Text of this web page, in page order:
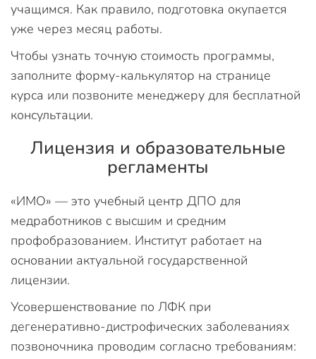
учащимся. Как правило, подготовка окупается
уже через месяц работы.
Чтобы узнать точную стоимость программы,
заполните форму-калькулятор на странице
курса или позвоните менеджеру для бесплатной
консультации.
Лицензия и образовательные
регламенты
«ИМО» — это учебный центр ДПО для
медработников с высшим и средним
профобразованием. Институт работает на
основании актуальной государственной
лицензии.
Усовершенствование по ЛФК при
дегенеративно-дистрофических заболеваниях
позвоночника проводим согласно требованиям: